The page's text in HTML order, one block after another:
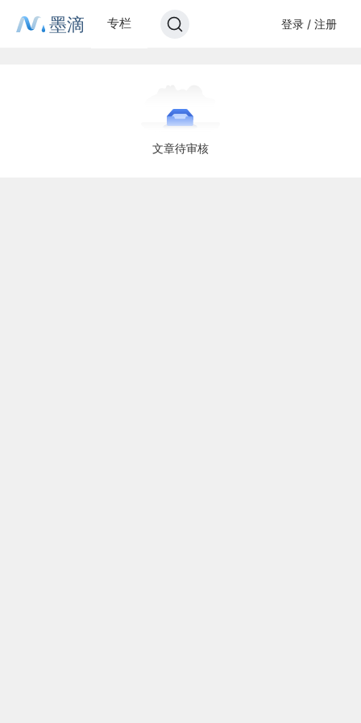
墨滴 专栏 登录 / 注册
文章待审核